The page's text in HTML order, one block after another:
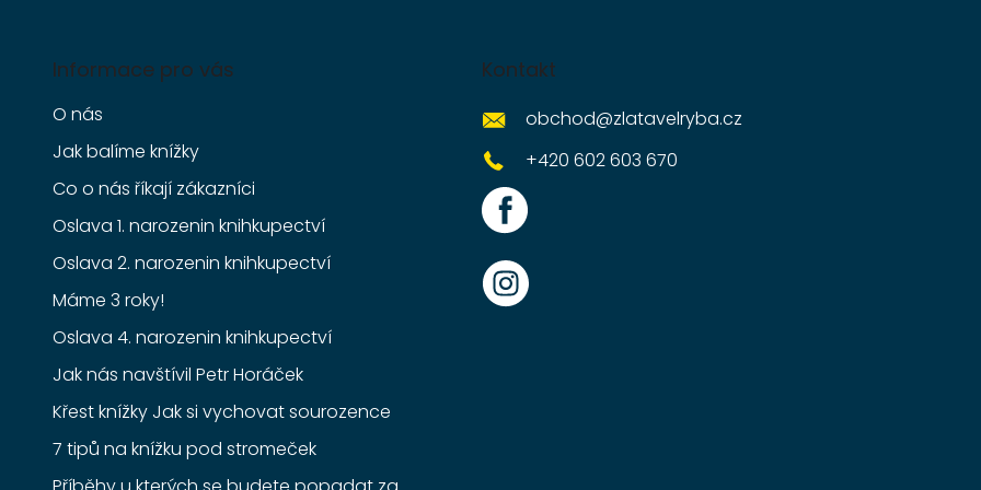
Informace pro vás
O nás
Jak balíme knížky
Co o nás říkají zákazníci
Oslava 1. narozenin knihkupectví
Oslava 2. narozenin knihkupectví
Máme 3 roky!
Oslava 4. narozenin knihkupectví
Jak nás navštívil Petr Horáček
Křest knížky Jak si vychovat sourozence
7 tipů na knížku pod stromeček
Kontakt
obchod@zlatavelryba.cz
+420 602 603 670